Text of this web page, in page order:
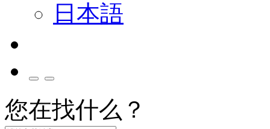
日本語
您在找什么？